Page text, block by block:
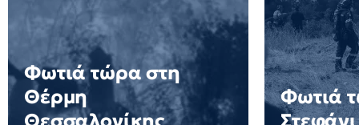
Φωτιά τώρα στη
Θέρμη
Φωτιά